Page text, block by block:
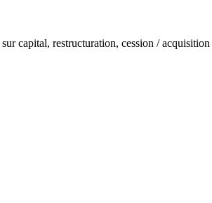
capital, restructuration, cession /